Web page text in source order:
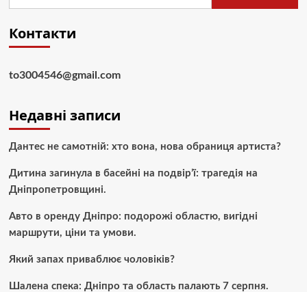
Контакти
to3004546@gmail.com
Недавні записи
Дантес не самотній: хто вона, нова обраниця артиста?
Дитина загинула в басейні на подвір’ї: трагедія на
Дніпропетровщині.
Авто в оренду Дніпро: подорожі областю, вигідні
маршрути, ціни та умови.
Який запах приваблює чоловіків?
Шалена спека: Дніпро та область палають 7 серпня.